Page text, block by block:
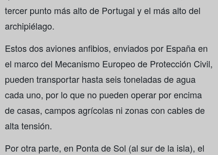
tercer punto más alto de Portugal y el más alto del
archipiélago.
Estos dos aviones anfibios, enviados por España en
el marco del Mecanismo Europeo de Protección Civil,
pueden transportar hasta seis toneladas de agua
cada uno, por lo que no pueden operar por encima
de casas, campos agrícolas ni zonas con cables de
alta tensión.
Por otra parte, en Ponta de Sol (al sur de la isla), el